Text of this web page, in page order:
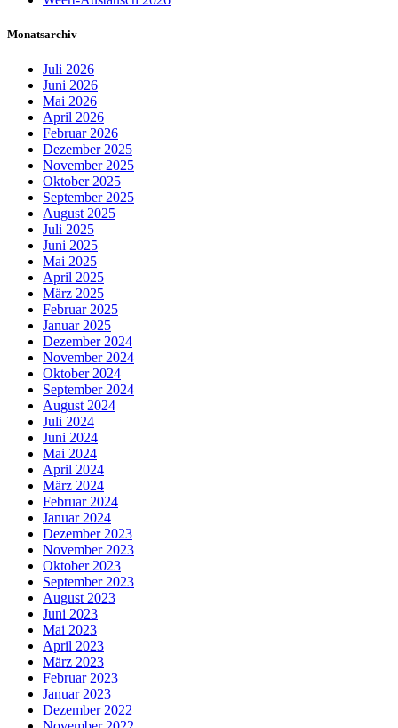
Monatsarchiv
Juli 2026
Juni 2026
Mai 2026
April 2026
Februar 2026
Dezember 2025
November 2025
Oktober 2025
September 2025
August 2025
Juli 2025
Juni 2025
Mai 2025
April 2025
März 2025
Februar 2025
Januar 2025
Dezember 2024
November 2024
Oktober 2024
September 2024
August 2024
Juli 2024
Juni 2024
Mai 2024
April 2024
März 2024
Februar 2024
Januar 2024
Dezember 2023
November 2023
Oktober 2023
September 2023
August 2023
Juni 2023
Mai 2023
April 2023
März 2023
Februar 2023
Januar 2023
Dezember 2022